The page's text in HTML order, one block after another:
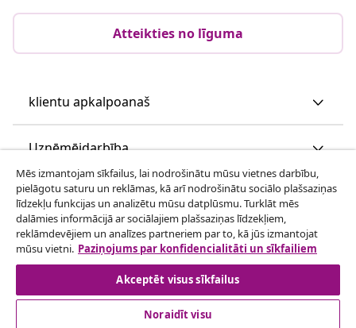
Atteikties no līguma
klientu apkalpoanaš
Uzņēmējdarbība
vidaXL
Apskatiet vairāk
Mēs izmantojam sīkfailus, lai nodrošinātu mūsu vietnes darbību,
pielāgotu saturu un reklāmas, kā arī nodrošinātu sociālo plašsaziņas
līdzekļu funkcijas un analizētu mūsu datplūsmu. Turklāt mēs
dalāmies informācijā ar sociālajiem plašsaziņas līdzekļiem,
reklāmdevējiem un analīzes partneriem par to, kā jūs izmantojat
mūsu vietni. Paziņojums par konfidencialitāti un sīkfailiem
Akceptēt visus sīkfailus
Noraidīt visu